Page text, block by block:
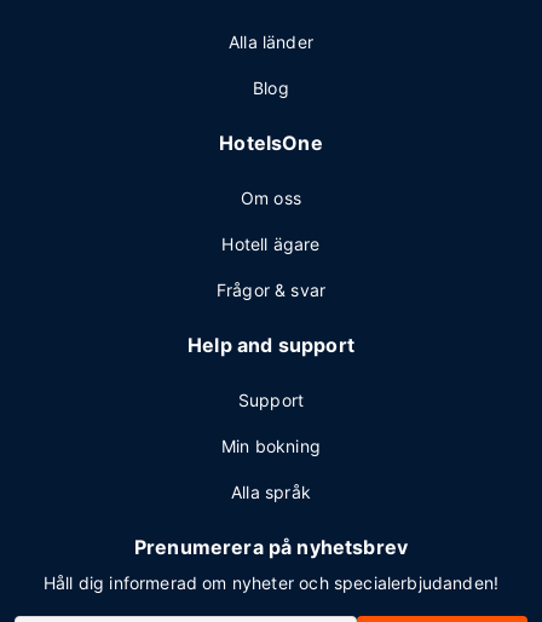
Alla länder
Blog
HotelsOne
Om oss
Hotell ägare
Frågor & svar
Help and support
Support
Min bokning
Alla språk
Prenumerera på nyhetsbrev
Håll dig informerad om nyheter och specialerbjudanden!